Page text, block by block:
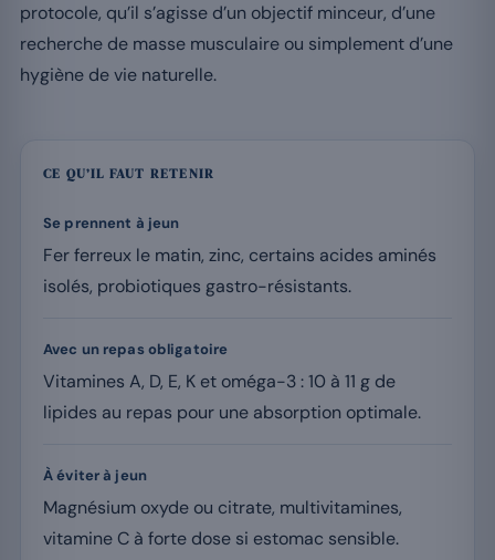
protocole, qu’il s’agisse d’un objectif minceur, d’une
recherche de masse musculaire ou simplement d’une
hygiène de vie naturelle.
CE QU’IL FAUT RETENIR
Se prennent à jeun
Fer ferreux le matin, zinc, certains acides aminés
isolés, probiotiques gastro-résistants.
Avec un repas obligatoire
Vitamines A, D, E, K et oméga-3 : 10 à 11 g de
lipides au repas pour une absorption optimale.
À éviter à jeun
Magnésium oxyde ou citrate, multivitamines,
vitamine C à forte dose si estomac sensible.